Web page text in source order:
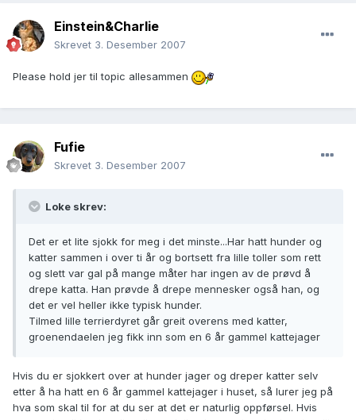
Einstein&Charlie
Skrevet 3. Desember 2007
Please hold jer til topic allesammen
Fufie
Skrevet 3. Desember 2007
Loke skrev:
Det er et lite sjokk for meg i det minste...Har hatt hunder og
katter sammen i over ti år og bortsett fra lille toller som rett
og slett var gal på mange måter har ingen av de prøvd å
drepe katta. Han prøvde å drepe mennesker også han, og
det er vel heller ikke typisk hunder.
Tilmed lille terrierdyret går greit overens med katter,
groenendaelen jeg fikk inn som en 6 år gammel kattejager
Hvis du er sjokkert over at hunder jager og dreper katter selv
etter å ha hatt en 6 år gammel kattejager i huset, så lurer jeg på
hva som skal til for at du ser at det er naturlig oppførsel. Hvis